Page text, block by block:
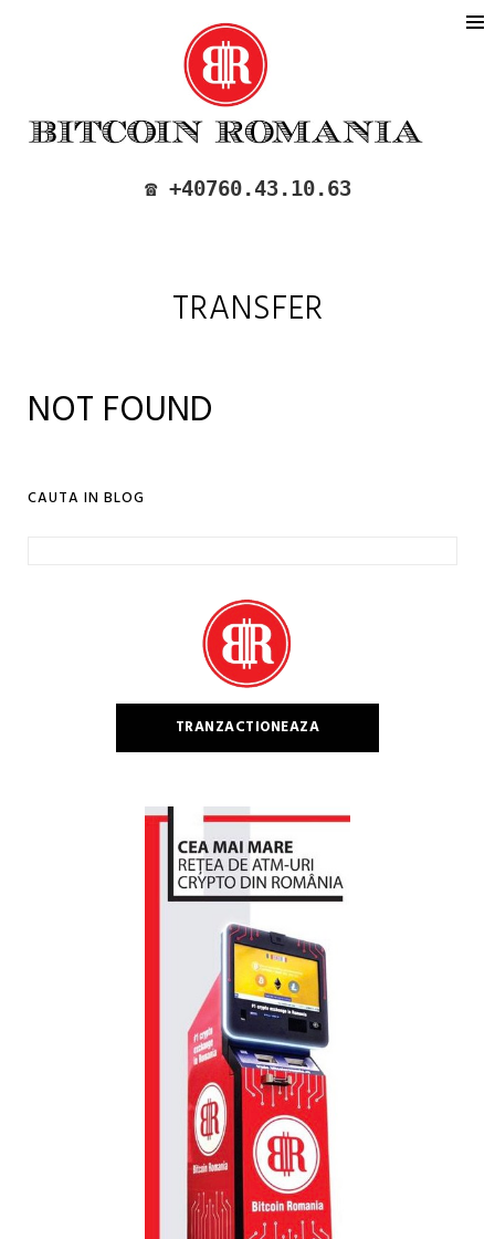
BITCOIN ROMANIA
CUMPARA SI VINDE BITCOIN IN
☎️ +40760.43.10.63
TRANSFER
NOT FOUND
CAUTA IN BLOG
TRANZACTIONEAZA